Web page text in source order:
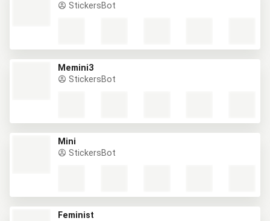
StickersBot
Memini3
StickersBot
Mini
StickersBot
Feminist